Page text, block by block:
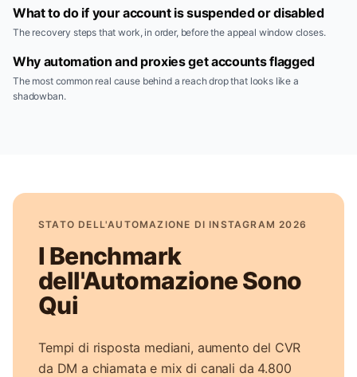
What to do if your account is suspended or disabled
The recovery steps that work, in order, before the appeal window closes.
Why automation and proxies get accounts flagged
The most common real cause behind a reach drop that looks like a
shadowban.
STATO DELL'AUTOMAZIONE DI INSTAGRAM 2026
I Benchmark
dell'Automazione Sono
Qui
Tempi di risposta mediani, aumento del CVR
da DM a chiamata e mix di canali da 4.800